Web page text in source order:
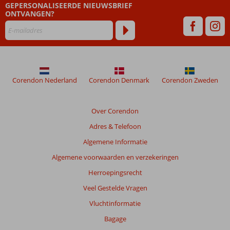
dan
48
niet
weergegeven
om
garanderen.
GEPERSONALISEERDE NIEUWSBRIEF
ONTVANGEN?
Over Corendon
Adres & Telefoon
Algemene Informatie
Algemene voorwaarden en verzekeringen
Herroepingsrecht
Veel Gestelde Vragen
Vluchtinformatie
Bagage
Corendon Nederland Corendon Denmark Corendon Zweden